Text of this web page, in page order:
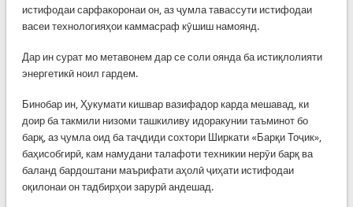
истифодаи сарфакоронаи он, аз ҷумла тавассути истифодаи
васеи технологияҳои каммасраф кӯшиш намоянд.
Дар ин сурат мо метавонем дар се соли оянда ба истиқлолияти
энергетикӣ ноил гардем.
Бинобар ин, Ҳукумати кишвар вазифадор карда мешавад, ки
доир ба такмили низоми ташкиливу идоракунии таъминот бо
барқ, аз ҷумла оид ба таҷдиди сохтори Ширкати «Барқи Тоҷик»,
баҳисобгирӣ, кам намудани талафоти техникии нерӯи барқ ва
баланд бардоштани маърифати аҳолӣ ҷиҳати истифодаи
оқилонаи он тадбирҳои зарурӣ андешад.